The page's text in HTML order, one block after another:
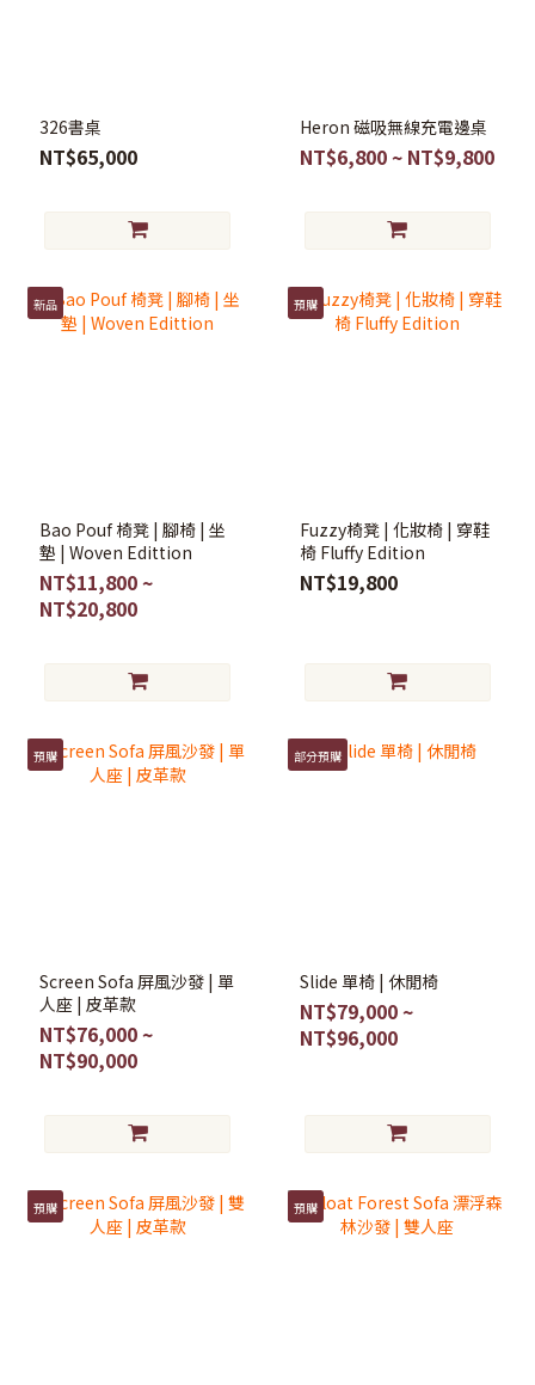
326書桌
NT$65,000
Heron 磁吸無線充電邊桌
NT$6,800 ~ NT$9,800
新品
Bao Pouf 椅凳 | 腳椅 | 坐
墊 | Woven Edittion
NT$11,800 ~
NT$20,800
預購
Fuzzy椅凳 | 化妝椅 | 穿鞋
椅 Fluffy Edition
NT$19,800
預購
Screen Sofa 屏風沙發 | 單
人座 | 皮革款
NT$76,000 ~
NT$90,000
部分預購
Slide 單椅 | 休閒椅
NT$79,000 ~
NT$96,000
預購 預購